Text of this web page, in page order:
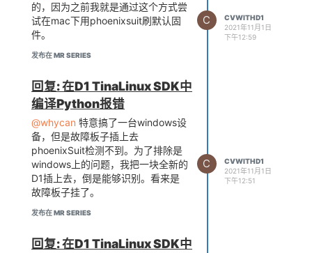
的，因为之前我就是通过这个方式尝
试在mac下用phoenixsuit刷默认固
件。
发布在 MR SERIES
C
CVWITHD1
2021年11月1日
下午12:59
回复: 在D1 TinaLinux SDK中
编译Python报错
@whycan 特意搞了一台windows设
备，但是故障板子插上去
phoenixSuit检测不到。为了排除是
windows上的问题，我把一块全新的
D1插上去，倒是能够识别。看来是
故障板子挂了。
发布在 MR SERIES
C
CVWITHD1
2021年11月1日
下午12:51
回复: 在D1 TinaLinux SDK中